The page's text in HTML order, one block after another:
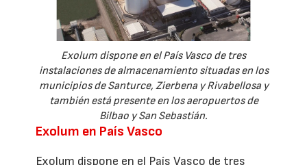
Exolum dispone en el País Vasco de tres
instalaciones de almacenamiento situadas en los
municipios de Santurce, Zierbena y Rivabellosa y
también está presente en los aeropuertos de
Bilbao y San Sebastián.
Exolum en País Vasco
Exolum dispone en el País Vasco de tres